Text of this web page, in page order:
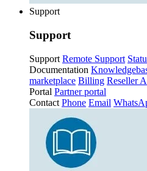
Support
Support
Support Remote Support
Documentation
marketplace Billing Reseller
Portal Partner portal
Contact Phone Email